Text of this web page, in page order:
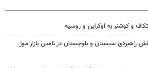
و کوشنر به اوکراین و روسیه
راهبردی سیستان و بلوچستان در تامین بازار موز